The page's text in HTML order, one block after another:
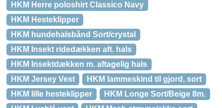
HKM Herre poloshirt Classico Navy
HKM Hesteklipper
HKM hundehalsbånd Sort/crystal
HKM Insekt ridedækken aft. hals
HKM Insektdækken m. aftagelig hals
HKM Jersey Vest
HKM lammeskind til gjord, sort
HKM lille hesteklipper
HKM Longe Sort/Beige 8m.